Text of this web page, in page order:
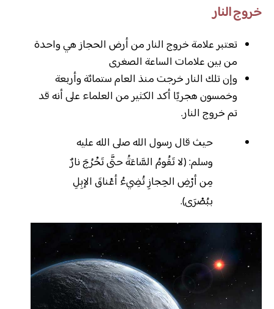
خروج النار
تعتبر علامة خروج النار من أرض الحجاز هي واحدة
من بين علامات الساعة الصغرى
وإن تلك النار خرجت منذ العام ستمائة وأربعة
وخمسون هجريًا أكد الكثير من العلماء على أنه قد
تم خروج النار.
حيث قال رسول الله صلى الله عليه
وسلم: (لا تَقُومُ السَّاعَةُ حتَّى تَخْرُجَ نارٌ
مِن أرْضِ الحِجازِ تُضِيءُ أعْناقَ الإبِلِ
ببُصْرَى).